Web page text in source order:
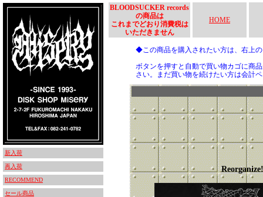
新入荷
再入荷
RECOMMEND
セール商品
BLOODSUCKER records
の商品は
これまでどおり消費税は
いただきません
HOME
◆この商品を購入されたい方は、右上
ボタンを押すと自動で買い物カゴに商
さい。まだ買い物を続けたい方は会計
Reorganize!